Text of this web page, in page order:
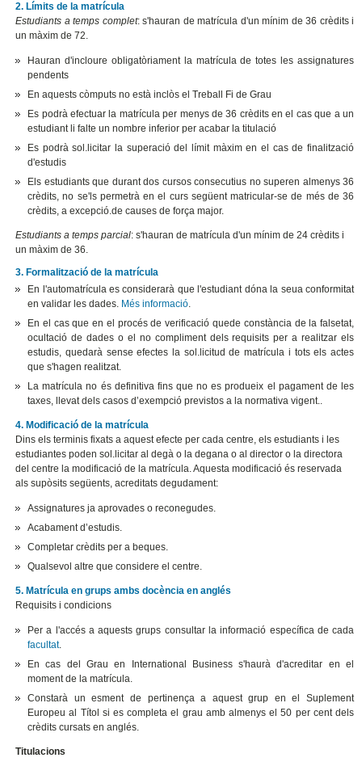
2. Límits de la matrícula
Estudiants a temps complet: s'hauran de matrícula d'un mínim de 36 crèdits i
un màxim de 72.
Hauran d'incloure obligatòriament la matrícula de totes les assignatures
pendents
En aquests còmputs no està inclòs el Treball Fi de Grau
Es podrà efectuar la matrícula per menys de 36 crèdits en el cas que a un
estudiant li falte un nombre inferior per acabar la titulació
Es podrà sol.licitar la superació del límit màxim en el cas de finalització
d'estudis
Els estudiants que durant dos cursos consecutius no superen almenys 36
crèdits, no se'ls permetrà en el curs següent matricular-se de més de 36
crèdits, a excepció.de causes de força major.
Estudiants a temps parcial: s'hauran de matrícula d'un mínim de 24 crèdits i
un màxim de 36.
3. Formalització de la matrícula
En l'automatrícula es considerarà que l'estudiant dóna la seua conformitat
en validar les dades. Més informació.
En el cas que en el procés de verificació quede constància de la falsetat,
ocultació de dades o el no compliment dels requisits per a realitzar els
estudis, quedarà sense efectes la sol.licitud de matrícula i tots els actes
que s'hagen realitzat.
La matrícula no és definitiva fins que no es produeix el pagament de les
taxes, llevat dels casos d’exempció previstos a la normativa vigent..
4. Modificació de la matrícula
Dins els terminis fixats a aquest efecte per cada centre, els estudiants i les
estudiantes poden sol.licitar al degà o la degana o al director o la directora
del centre la modificació de la matrícula. Aquesta modificació és reservada
als supòsits següents, acreditats degudament:
Assignatures ja aprovades o reconegudes.
Acabament d’estudis.
Completar crèdits per a beques.
Qualsevol altre que considere el centre.
5. Matrícula en grups ambs docència en anglés
Requisits i condicions
Per a l'accés a aquests grups consultar la informació específica de cada
facultat.
En cas del Grau en International Business s'haurà d'acreditar en el
moment de la matrícula.
Constarà un esment de pertinença a aquest grup en el Suplement
Europeu al Títol si es completa el grau amb almenys el 50 per cent dels
crèdits cursats en anglés.
Titulacions